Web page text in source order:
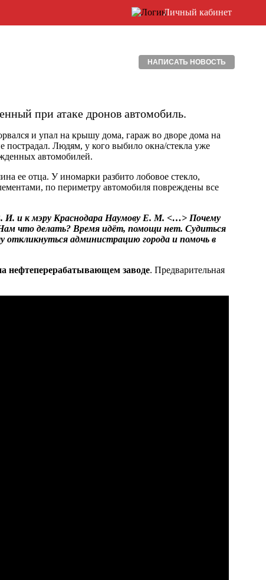
Личный кабинет
НАПИСАТЬ НОВОСТЬ
при атаке дронов автомобиль.
и упал на крышу дома, гараж во дворе дома на
Людям, у кого выбило окна/стекла уже
автомобилей.
ее отца. У иномарки разбито лобовое стекло,
по периметру автомобиля повреждены все
И. и к мэру Краснодара Наумову Е. М. <…> Почему
что делать? Время идёт, помощи нет. Судиться
откликнуться администрацию города и помочь в
нефтеперерабатывающем заводе. Предварительная